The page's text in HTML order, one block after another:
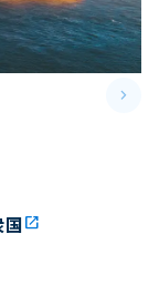
keyboard_arrow_right
open_in_new